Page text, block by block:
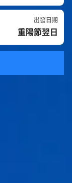
出發日期